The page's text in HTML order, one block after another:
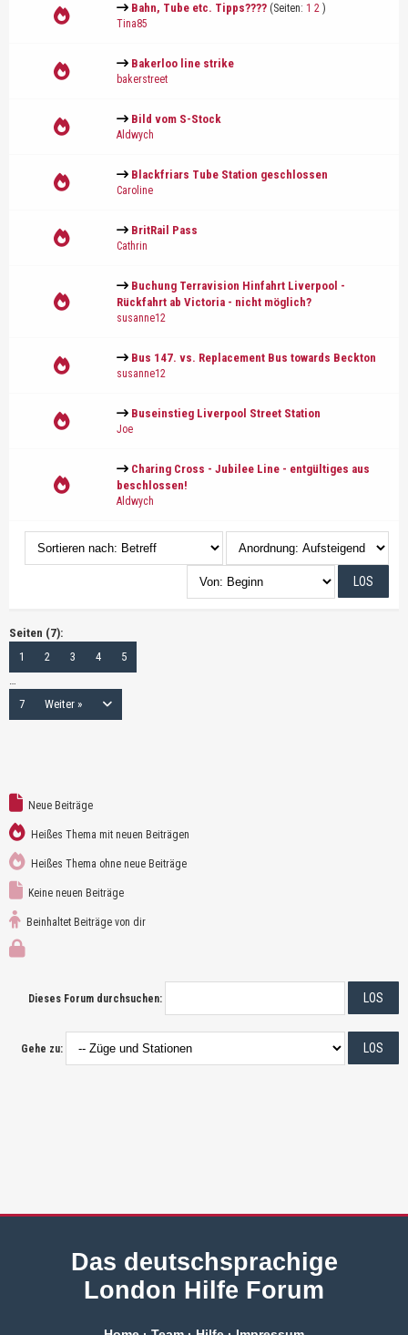
Bahn, Tube etc. Tipps???? (Seiten: 1 2 )
Tina85
Bakerloo line strike
bakerstreet
Bild vom S-Stock
Aldwych
Blackfriars Tube Station geschlossen
Caroline
BritRail Pass
Cathrin
Buchung Terravision Hinfahrt Liverpool -
Rückfahrt ab Victoria - nicht möglich?
susanne12
Bus 147. vs. Replacement Bus towards Beckton
susanne12
Buseinstieg Liverpool Street Station
Joe
Charing Cross - Jubilee Line - entgültiges aus
beschlossen!
Aldwych
Seiten (7):
1
2 3 4
5
…
7
Weiter »
Neue Beiträge
Heißes Thema mit neuen Beiträgen
Heißes Thema ohne neue Beiträge
Keine neuen Beiträge
Beinhaltet Beiträge von dir
Dieses Forum durchsuchen:
Gehe zu:
Das deutschsprachige
London Hilfe Forum